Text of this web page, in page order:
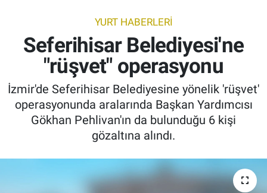
YURT HABERLERİ
Seferihisar Belediyesi'ne
"rüşvet" operasyonu
İzmir'de Seferihisar Belediyesine yönelik 'rüşvet'
operasyonunda aralarında Başkan Yardımcısı
Gökhan Pehlivan'ın da bulunduğu 6 kişi
gözaltına alındı.